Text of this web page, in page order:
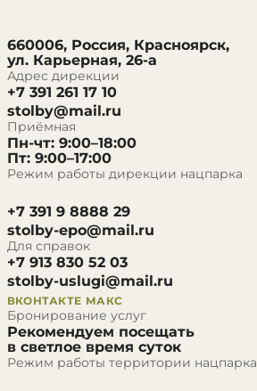
660006, Россия, Красноярск,
ул. Карьерная, 26-а
Адрес дирекции
+7 391 261 17 10
stolby@mail.ru
Приёмная
Пн-чт: 9:00–18:00
Пт: 9:00–17:00
Режим работы дирекции нацпарка
+7 391 9 8888 29
stolby-epo@mail.ru
Для справок
+7 913 830 52 03
stolby-uslugi@mail.ru
ВКОНТАКТЕ МАКС
Бронирование услуг
Рекомендуем посещать
в светлое время суток
Режим работы территории нацпарка